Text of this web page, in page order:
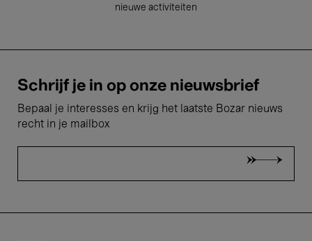
nieuwe activiteiten
Schrijf je in op onze nieuwsbrief
Bepaal je interesses en krijg het laatste Bozar nieuws
recht in je mailbox